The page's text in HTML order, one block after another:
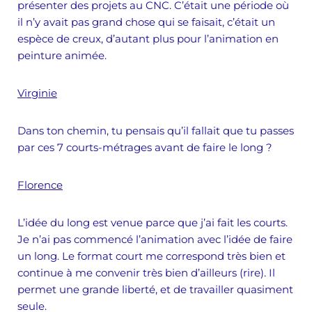
présenter des projets au CNC. C’était une période où
il n’y avait pas grand chose qui se faisait, c’était un
espèce de creux, d’autant plus pour l’animation en
peinture animée.
Virginie
Dans ton chemin, tu pensais qu’il fallait que tu passes
par ces 7 courts-métrages avant de faire le long ?
Florence
L’idée du long est venue parce que j’ai fait les courts.
Je n’ai pas commencé l’animation avec l’idée de faire
un long. Le format court me correspond très bien et
continue à me convenir très bien d’ailleurs (rire). Il
permet une grande liberté, et de travailler quasiment
seule.